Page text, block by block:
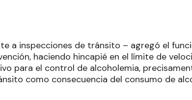
a inspecciones de tránsito – agregó el
haciendo hincapié en el límite de
para el control de alcoholemia,
como consecuencia del consumo de